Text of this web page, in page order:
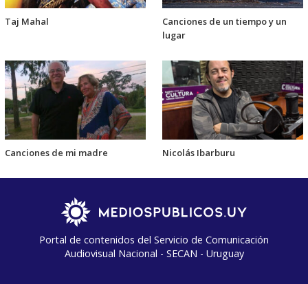
Taj Mahal
Canciones de un tiempo y un
lugar
Canciones de mi madre Nicolás Ibarburu
Portal de contenidos del Servicio de Comunicación
Audiovisual Nacional - SECAN - Uruguay